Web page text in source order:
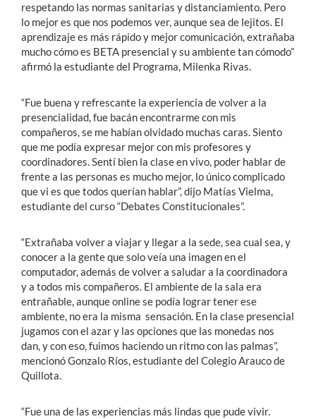
respetando las normas sanitarias y distanciamiento. Pero
lo mejor es que nos podemos ver, aunque sea de lejitos. El
aprendizaje es más rápido y mejor comunicación, extrañaba
mucho cómo es BETA presencial y su ambiente tan cómodo”
afirmó la estudiante del Programa, Milenka Rivas.
“Fue buena y refrescante la experiencia de volver a la
presencialidad, fue bacán encontrarme con mis
compañeros, se me habían olvidado muchas caras. Siento
que me podía expresar mejor con mis profesores y
coordinadores. Sentí bien la clase en vivo, poder hablar de
frente a las personas es mucho mejor, lo único complicado
que vi es que todos querían hablar”, dijo Matías Vielma,
estudiante del curso “Debates Constitucionales”.
“Extrañaba volver a viajar y llegar a la sede, sea cual sea, y
conocer a la gente que solo veía una imagen en el
computador, además de volver a saludar a la coordinadora
y a todos mis compañeros. El ambiente de la sala era
entrañable, aunque online se podía lograr tener ese
ambiente, no era la misma sensación. En la clase presencial
jugamos con el azar y las opciones que las monedas nos
dan, y con eso, fuimos haciendo un ritmo con las palmas”,
mencionó Gonzalo Ríos, estudiante del Colegio Arauco de
Quillota.
“Fue una de las experiencias más lindas que pude vivir.